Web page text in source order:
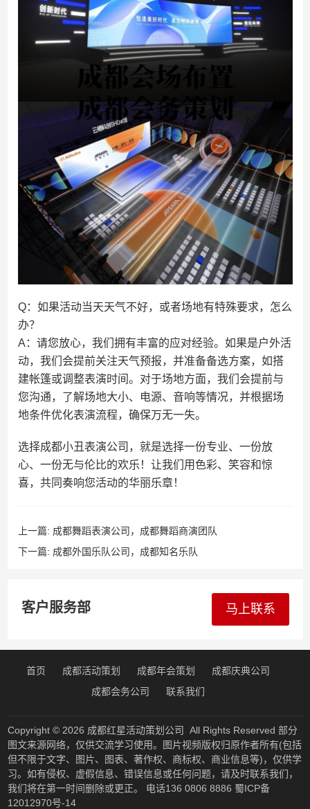
Q：如果活动当天天气不好，或者场地有特殊要求，怎么
办？
A：请您放心，我们拥有丰富的应对经验。如果是户外活
动，我们会提前关注天气预报，并准备备选方案，如搭
建帐篷或调整表演时间。对于场地方面，我们会提前与
您沟通，了解场地大小、电源、音响等情况，并根据场
地条件优化表演流程，确保万无一失。
选择成都小丑表演公司，就是选择一份专业、一份放
心、一份无与伦比的欢乐！让我们用色彩、笑容和惊
喜，共同奏响您活动的华丽乐章！
上一篇: 成都舞蹈表演公司，成都舞蹈商演团队
下一篇: 成都外国乐队公司，成都知名乐队
客户服务部 马上联系
首页 成都活动策划 成都年会策划
成都庆典公司
成都会务公司
联系我们
Copyright © 2026 成都红星活动策划公司 All Rights Reserved 部分
图文来源网络，仅供交流学习使用。图片视频版权归原作者所有(包括
但不限于文字、图片、图表、著作权、商标权、商业信息等)，仅供学
习。如有侵权、虚假信息、错误信息或任何问题，请及时联系我们，
我们将在第一时间删除或更正。 电话136 0806 8886 蜀ICP备
12012970号-14